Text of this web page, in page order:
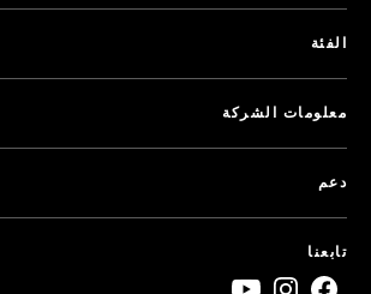
الفئة
معلومات الشركة
دعم
تابعنا